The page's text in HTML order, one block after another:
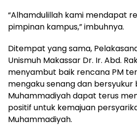
“Alhamdulillah kami mendapat
pimpinan kampus,” imbuhnya.
Ditempat yang sama,
Unismuh Makassar Dr. Ir. Abd.
menyambut baik rencana PM
mengaku senang dan bersyukur
Muhammadiyah dapat terus
positif untuk kemajuan
Muhammadiyah.